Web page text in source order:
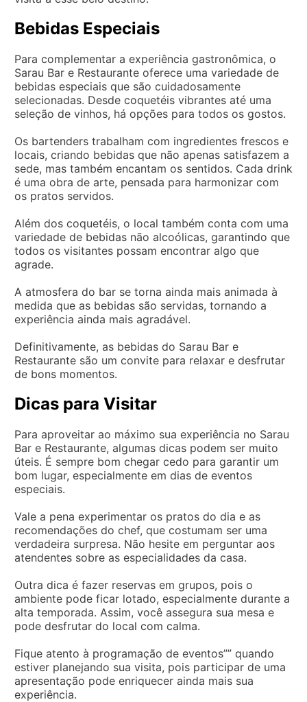
Bebidas Especiais
Para complementar a experiência gastronômica, o
Sarau Bar e Restaurante oferece uma variedade de
bebidas especiais que são cuidadosamente
selecionadas. Desde coquetéis vibrantes até uma
seleção de vinhos, há opções para todos os gostos.
Os bartenders trabalham com ingredientes frescos e
locais, criando bebidas que não apenas satisfazem a
sede, mas também encantam os sentidos. Cada drink
é uma obra de arte, pensada para harmonizar com
os pratos servidos.
Além dos coquetéis, o local também conta com uma
variedade de bebidas não alcoólicas, garantindo que
todos os visitantes possam encontrar algo que
agrade.
A atmosfera do bar se torna ainda mais animada à
medida que as bebidas são servidas, tornando a
experiência ainda mais agradável.
Definitivamente, as bebidas do Sarau Bar e
Restaurante são um convite para relaxar e desfrutar
de bons momentos.
Dicas para Visitar
Para aproveitar ao máximo sua experiência no Sarau
Bar e Restaurante, algumas dicas podem ser muito
úteis. É sempre bom chegar cedo para garantir um
bom lugar, especialmente em dias de eventos
especiais.
Vale a pena experimentar os pratos do dia e as
recomendações do chef, que costumam ser uma
verdadeira surpresa. Não hesite em perguntar aos
atendentes sobre as especialidades da casa.
Outra dica é fazer reservas em grupos, pois o
ambiente pode ficar lotado, especialmente durante a
alta temporada. Assim, você assegura sua mesa e
pode desfrutar do local com calma.
Fique atento à programação de eventos”” quando
estiver planejando sua visita, pois participar de uma
apresentação pode enriquecer ainda mais sua
experiência.